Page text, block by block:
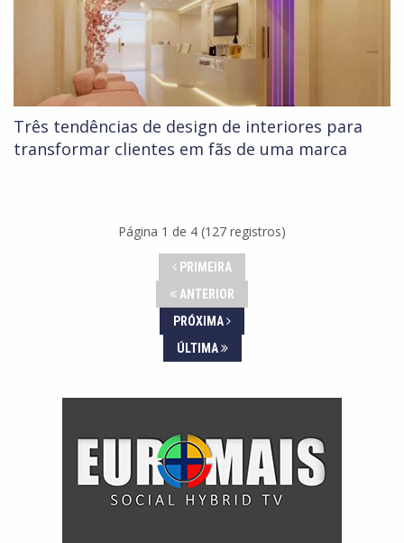
Três tendências de design de interiores para
transformar clientes em fãs de uma marca
Página 1 de 4 (127 registros)
PRIMEIRA
ANTERIOR
PRÓXIMA
ÚLTIMA